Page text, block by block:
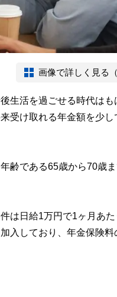
画像で詳しく見る（
生活を過ごせる時代は
受け取れる年金額を少
齢である65歳から70歳
は日給1万円で1ヶ月あ
入しており、年金保険